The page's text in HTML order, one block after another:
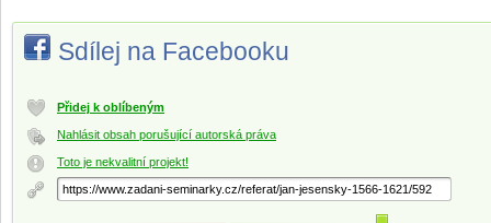
Sdílej na Facebooku
Přidej k oblíbeným
Nahlásit obsah porušující autorská práva
Toto je nekvalitní projekt!